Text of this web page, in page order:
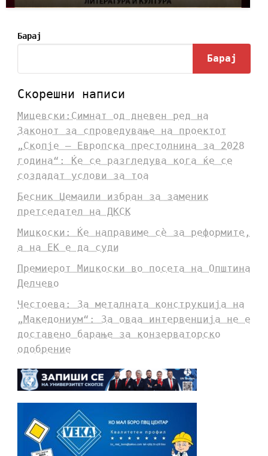
Барај
Барај
Скорешни написи
Мицевски:Симнат од дневен ред на
Законот за спроведување на проектот
„Скопје – Европска престолнина за 2028
година“: Ќе се разгледува кога ќе се
создадат услови за тоа
Бесник Џемаили избран за заменик
претседател на ДКСК
Мицкоски: Ќе направиме сè за реформите,
а на ЕК е да суди
Премиерот Мицкоски во посета на Општина
Делчево
Честоева: За металната конструкција на
„Македониум“: За оваа интервенција не е
доставено барање за конзерваторско
одобрение